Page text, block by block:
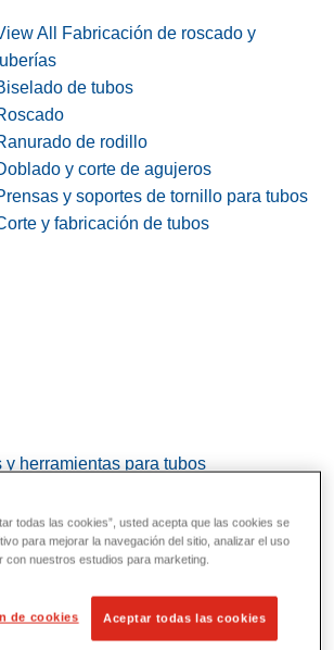
All Fabricación de roscado y
de tubos
de rodillo
y corte de agujeros
y soportes de tornillo para tubos
y fabricación de tubos
y herramientas para tubos
y conformado
y preparación de tubos
todas las cookies”, usted acepta que las cookies se
para mejorar la navegación del sitio, analizar el uso
con nuestros estudios para marketing.
de cookies Aceptar todas las cookies